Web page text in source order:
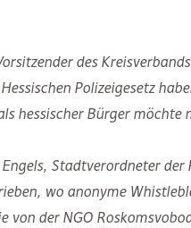
des
Polizeigesetz
hessischer Bürger
Stadtverordneter
wo anonyme
von der NGO